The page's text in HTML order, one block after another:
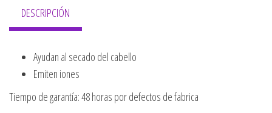
DESCRIPCIÓN
Ayudan al secado del cabello
Emiten iones
Tiempo de garantía: 48 horas por defectos de fabrica